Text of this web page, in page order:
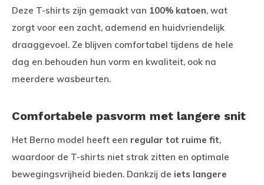
Deze T-shirts zijn gemaakt van 100% katoen, wat
zorgt voor een zacht, ademend en huidvriendelijk
draaggevoel. Ze blijven comfortabel tijdens de hele
dag en behouden hun vorm en kwaliteit, ook na
meerdere wasbeurten.
Comfortabele pasvorm met langere snit
Het Berno model heeft een regular tot ruime fit,
waardoor de T-shirts niet strak zitten en optimale
bewegingsvrijheid bieden. Dankzij de iets langere